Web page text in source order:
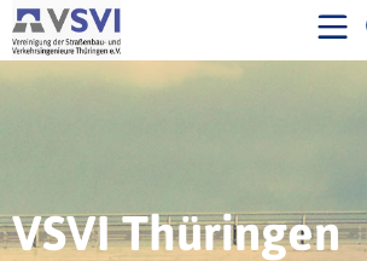
VSVI Thüringen